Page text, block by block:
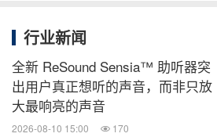
行业新闻
全新 ReSound Sensia™ 助听器突
出用户真正想听的声音，而非只放
大最响亮的声音
2026-08-10 15:00 170